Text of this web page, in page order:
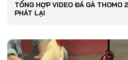
TỔNG HỢP VIDEO ĐÁ GÀ
PHÁT LẠI